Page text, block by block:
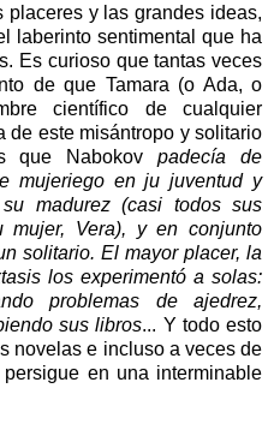
y las grandes ideas,
laberinto sentimental que ha
Es curioso que tantas veces
de que Tamara (o Ada, o
científico de cualquier
de este misántropo y solitario
que Nabokovpadecía de
mujeriego en ju juventud y
madurez (casi todos sus
Vera), y en conjunto
solitario. El mayor placer, la
los experimentó a solas:
problemas de ajedrez,
sus libros... Y todo esto
novelas e incluso a veces de
en una interminable